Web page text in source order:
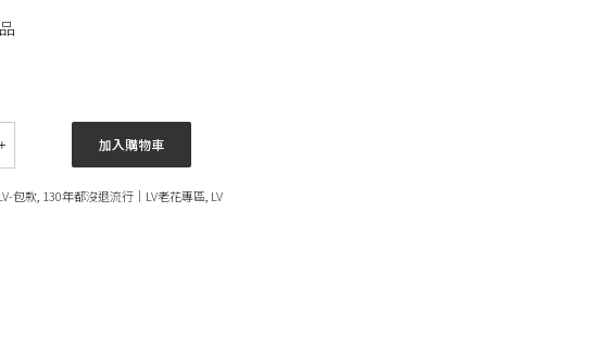
加入購物車
包款 130年都沒退流行｜LV老花專區 LV